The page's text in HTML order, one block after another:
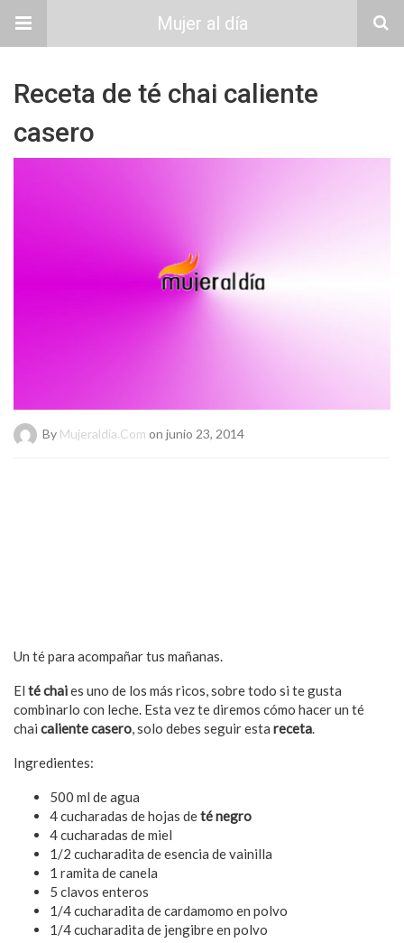
Mujer al día
Receta de té chai caliente
casero
By Mujeraldia.com on junio 23, 2014
Un té para acompañar tus mañanas.
El té chaies uno de los más ricos, sobre todo si te gusta
combinarlo con leche. Esta vez te diremos cómo hacer un té
chai caliente casero, solo debes seguir esta receta.
Ingredientes:
500 ml de agua
4 cucharadas de hojas deté negro
4 cucharadas de miel
1/2 cucharadita de esencia de vainilla
1 ramita de canela
5 clavos enteros
1/4 cucharadita de cardamomo en polvo
1/4 cucharadita de jengibre en polvo